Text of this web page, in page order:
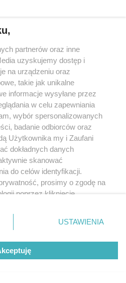
kończy
schodzi z
20 latach
PORZĄDKI
partnerów oraz inne
uzyskujemy dostęp i
na urządzeniu oraz
takie jak unikalne
informacje wysyłane przez
w celu zapewniania
wybór spersonalizowanych
badanie odbiorców oraz
Użytkownika my i Zaufani
dokładnych danych
skanować
do celów identyfikacji.
prosimy o zgodę na
poprzez kliknięcie
ustawień prywatności
rogu strony
nie wymagają zgody
sprzeciwić się takiemu
będą miały zastosowanie tylko
USTAWIENIA